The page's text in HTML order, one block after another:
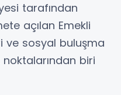
tarafından
açılan Emekli
ve sosyal buluşma
biri